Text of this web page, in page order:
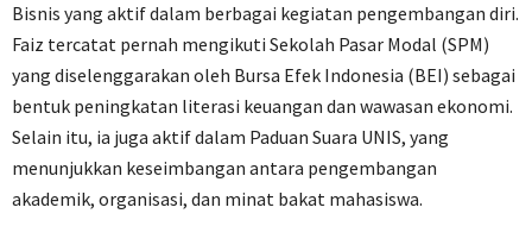
Bisnis yang aktif dalam berbagai kegiatan pengembangan diri.
Faiz tercatat pernah mengikuti Sekolah Pasar Modal (SPM)
yang diselenggarakan oleh Bursa Efek Indonesia (BEI) sebagai
bentuk peningkatan literasi keuangan dan wawasan ekonomi.
Selain itu, ia juga aktif dalam Paduan Suara UNIS, yang
menunjukkan keseimbangan antara pengembangan
akademik, organisasi, dan minat bakat mahasiswa.